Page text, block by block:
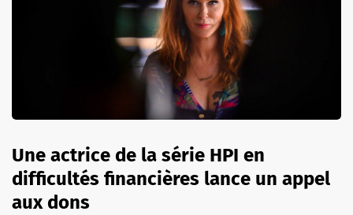
Une actrice de la série HPI en
difficultés financières lance un appel
aux dons